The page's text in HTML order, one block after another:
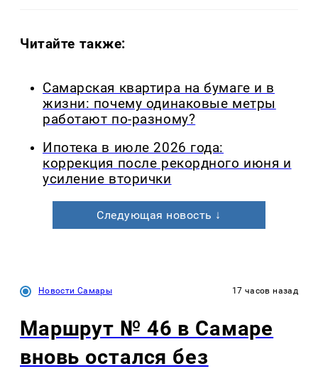
Читайте также:
Самарская квартира на бумаге и в
жизни: почему одинаковые метры
работают по-разному?
Ипотека в июле 2026 года:
коррекция после рекордного июня и
усиление вторички
Следующая новость ↓
Новости Самары 17 часов назад
Маршрут № 46 в Самаре
вновь остался без